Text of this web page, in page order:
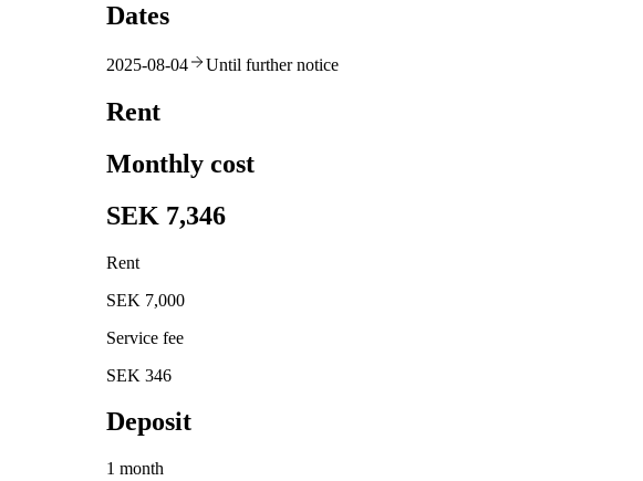
Dates
2025-08-04 Until further notice
Rent
Monthly cost
SEK 7,346
Rent
SEK 7,000
Service fee
SEK 346
Deposit
1 month